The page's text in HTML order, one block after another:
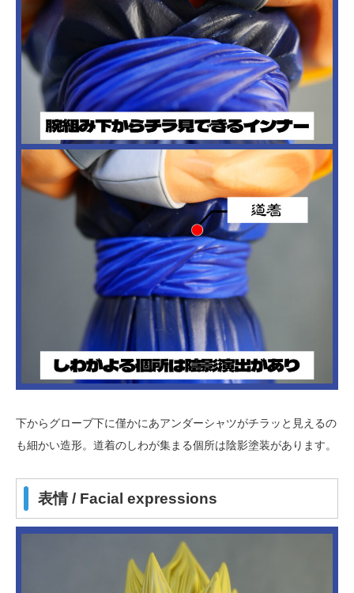
下からグローブ下に僅かにあアンダーシャツがチラッと見えるの
も細かい造形。道着のしわが集まる個所は陰影塗装があります。
表情 / Facial expressions